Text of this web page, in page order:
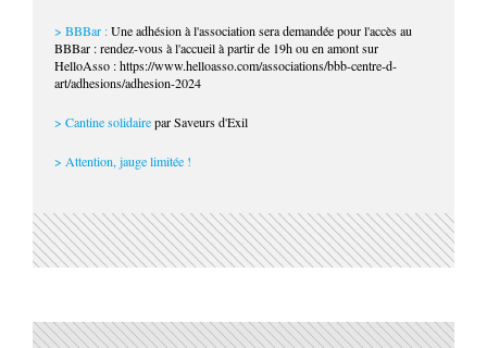
> BBBar :Une adhésion à l'association sera demandée pour l'accès au
BBBar : rendez-vous à l'accueil à partir de 19h ou en amont sur
HelloAsso : https://www.helloasso.com/associations/bbb-centre-d-
art/adhesions/adhesion-2024
> Cantine solidairepar Saveurs d'Exil
> Attention, jauge limitée !